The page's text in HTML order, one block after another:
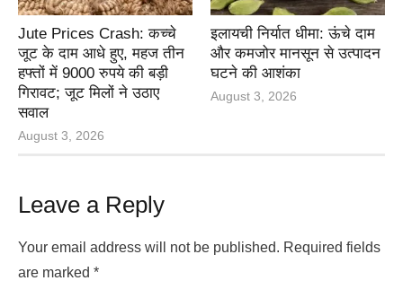
Jute Prices Crash: कच्चे
जूट के दाम आधे हुए, महज तीन
हफ्तों में 9000 रुपये की बड़ी
गिरावट; जूट मिलों ने उठाए
सवाल
August 3, 2026
इलायची निर्यात धीमा: ऊंचे दाम
और कमजोर मानसून से उत्पादन
घटने की आशंका
August 3, 2026
Leave a Reply
Your email address will not be published. Required fields
are marked *